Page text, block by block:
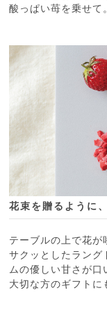
酸っぱい苺を乗せて
花束を贈るように
テーブルの上で花が
サクッとしたラング
ムの優しい甘さが口
大切な方のギフトに